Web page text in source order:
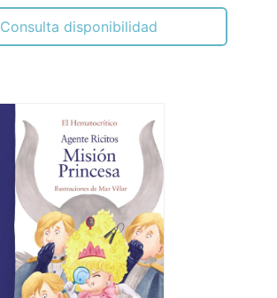
Consulta disponibilidad